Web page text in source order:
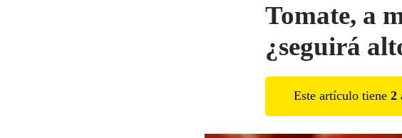
Tomate, a
¿seguirá
Este artículo tiene 2